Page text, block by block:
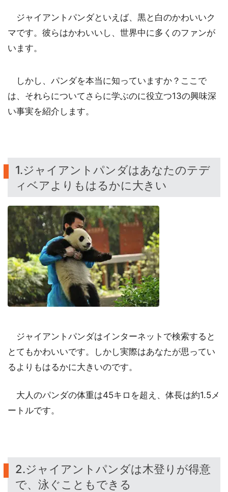
ジャイアントパンダといえば、黒と白のかわいいク
マです。彼らはかわいいし、世界中に多くのファンが
います。
しかし、パンダを本当に知っていますか？ここで
は、それらについてさらに学ぶのに役立つ13の興味深
い事実を紹介します。
1.ジャイアントパンダはあなたのテデ
ィベアよりもはるかに大きい
ジャイアントパンダはインターネットで検索すると
とてもかわいいです。しかし実際はあなたが思ってい
るよりもはるかに大きいのです。
大人のパンダの体重は45キロを超え、体長は約1.5メ
ートルです。
2.ジャイアントパンダは木登りが得意
で、泳ぐこともできる